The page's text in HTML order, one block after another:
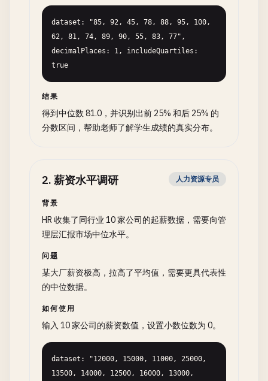
dataset: "85, 92, 45, 78, 88, 95, 100,
62, 81, 74, 89, 90, 55, 83, 77",
decimalPlaces: 1, includeQuartiles:
true
结果
得到中位数 81.0，并识别出前 25% 和后 25% 的
分数区间，帮助老师了解学生成绩的真实分布。
2. 薪资水平调研 人力资源专员
背景
HR 收集了同行业 10 家公司的起薪数据，需要向管
理层汇报市场中位水平。
问题
某大厂薪资极高，拉高了平均值，需要更具代表性
的中位数据。
如何使用
输入 10 家公司的薪资数值，设置小数位数为 0。
dataset: "12000, 15000, 11000, 25000,
13500, 14000, 12500, 16000, 13000,